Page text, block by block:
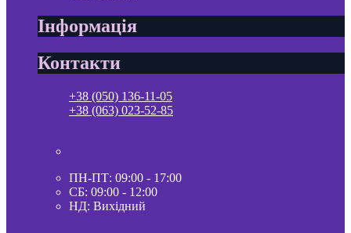
Інформація
Контакти
+38 (050) 136-11-05
+38 (063) 023-52-85
ПН-ПТ: 09:00 - 17:00
СБ: 09:00 - 12:00
НД: Вихідний